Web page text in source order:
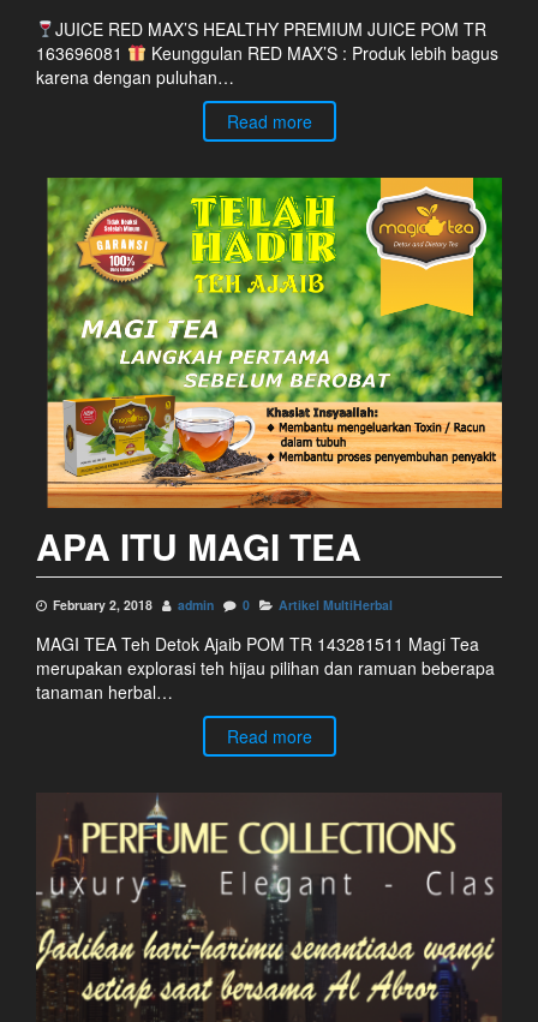
JUICE RED MAX’S HEALTHY PREMIUM JUICE POM TR
163696081
Keunggulan RED MAX’S : Produk lebih bagus
karena dengan puluhan…
Read more
APA ITU MAGI TEA
February 2, 2018 admin 0 Artikel MultiHerbal
MAGI TEA Teh Detok Ajaib POM TR 143281511 Magi Tea
merupakan explorasi teh hijau pilihan dan ramuan beberapa
tanaman herbal…
Read more